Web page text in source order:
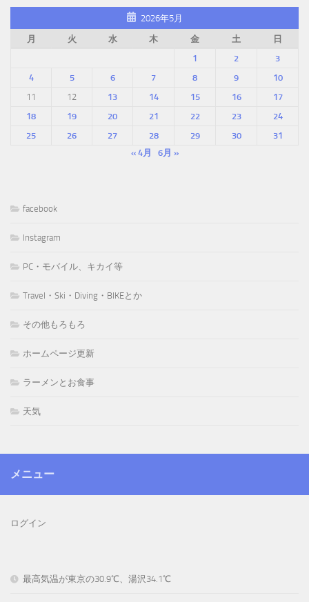
2026年5月
月
火 水 木 金 土
日
1
2
3
4
5 6 7 8 9
10
11
12 13 14 15 16
17
18
19 20 21 22 23
24
25
26 27 28 29 30
31
« 4月
6月 »
facebook
Instagram
PC・モバイル、キカイ等
Travel・Ski・Diving・BIKEとか
その他もろもろ
ホームページ更新
ラーメンとお食事
天気
メニュー
ログイン
最高気温が東京の30.9℃、湯沢34.1℃